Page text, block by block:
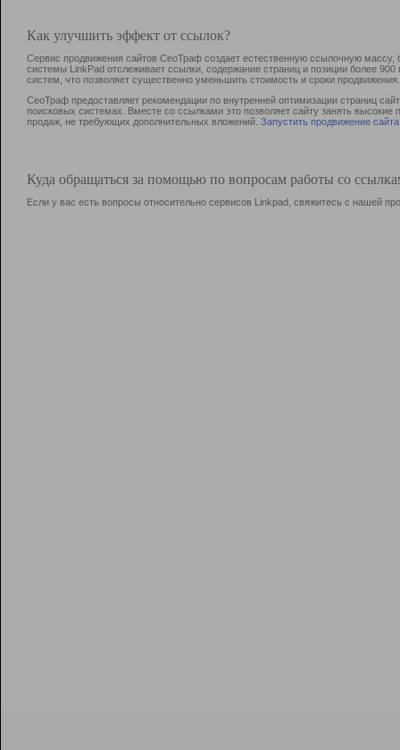
Как улучшить эффект от ссылок?
Сервис продвижения сайтов СеоТраф создает естественную ссылочную
системы LinkPad отслеживает ссылки, содержание страниц и позиции более
систем, что позволяет существенно уменьшить стоимость и сроки продвижения.
СеоТраф предоставляет рекомендации по внутренней оптимизации страниц
поисковых системах. Вместе со ссылками это позволяет сайту занять
продаж, не требующих дополнительных вложений. Запустить продвижение сайта
Куда обращаться за помощью по вопросам работы со
Если у вас есть вопросы относительно сервисов Linkpad, свяжитесь с нашей